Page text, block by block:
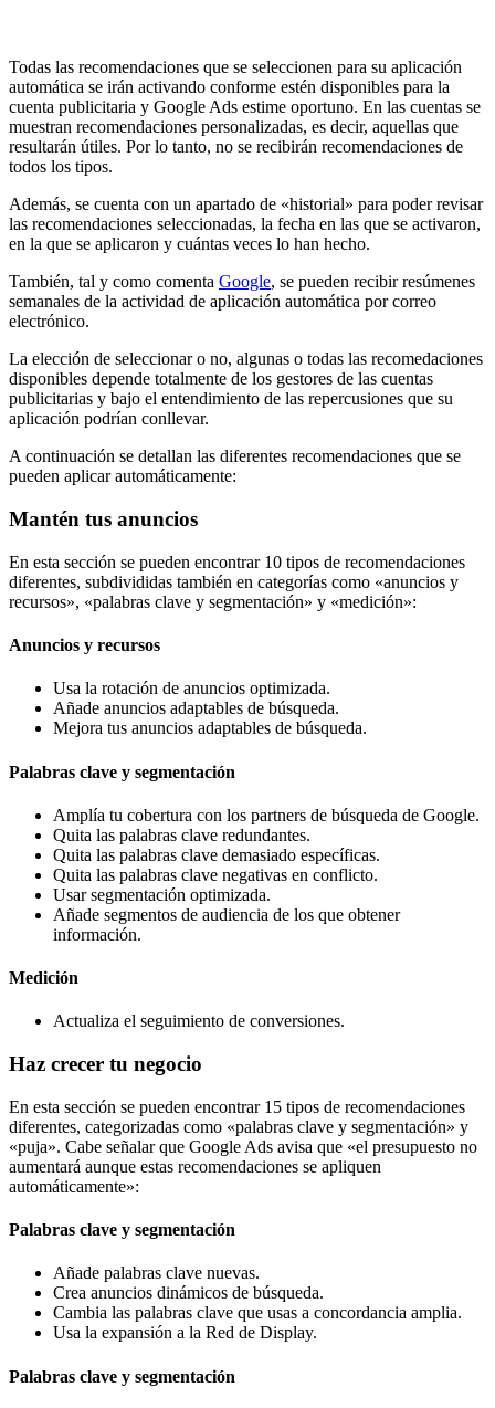
Todas las recomendaciones que se seleccionen para su aplicación
automática se irán activando conforme estén disponibles para la
cuenta publicitaria y Google Ads estime oportuno. En las cuentas se
muestran recomendaciones personalizadas, es decir, aquellas que
resultarán útiles. Por lo tanto, no se recibirán recomendaciones de
todos los tipos.
Además, se cuenta con un apartado de «historial» para poder revisar
las recomendaciones seleccionadas, la fecha en las que se activaron,
en la que se aplicaron y cuántas veces lo han hecho.
También, tal y como comenta Google, se pueden recibir resúmenes
semanales de la actividad de aplicación automática por correo
electrónico.
La elección de seleccionar o no, algunas o todas las recomedaciones
disponibles depende totalmente de los gestores de las cuentas
publicitarias y bajo el entendimiento de las repercusiones que su
aplicación podrían conllevar.
A continuación se detallan las diferentes recomendaciones que se
pueden aplicar automáticamente:
Mantén tus anuncios
En esta sección se pueden encontrar 10 tipos de recomendaciones
diferentes, subdivididas también en categorías como «anuncios y
recursos», «palabras clave y segmentación» y «medición»:
Anuncios y recursos
Usa la rotación de anuncios optimizada.
Añade anuncios adaptables de búsqueda.
Mejora tus anuncios adaptables de búsqueda.
Palabras clave y segmentación
Amplía tu cobertura con los partners de búsqueda de Google.
Quita las palabras clave redundantes.
Quita las palabras clave demasiado específicas.
Quita las palabras clave negativas en conflicto.
Usar segmentación optimizada.
Añade segmentos de audiencia de los que obtener
información.
Medición
Actualiza el seguimiento de conversiones.
Haz crecer tu negocio
En esta sección se pueden encontrar 15 tipos de recomendaciones
diferentes, categorizadas como «palabras clave y segmentación» y
«puja». Cabe señalar que Google Ads avisa que «el presupuesto no
aumentará aunque estas recomendaciones se apliquen
automáticamente»:
Palabras clave y segmentación
Añade palabras clave nuevas.
Crea anuncios dinámicos de búsqueda.
Cambia las palabras clave que usas a concordancia amplia.
Usa la expansión a la Red de Display.
Palabras clave y segmentación